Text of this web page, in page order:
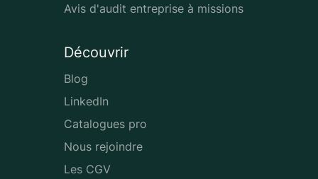
Avis d'audit entreprise à missions
Découvrir
Blog
LinkedIn
Catalogues pro
Nous rejoindre
Les CGV